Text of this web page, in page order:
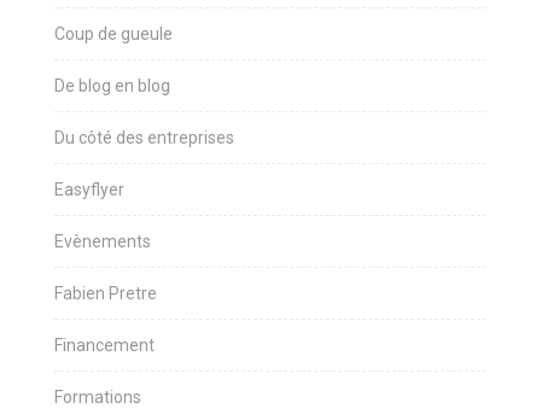
Coup de gueule
De blog en blog
Du côté des entreprises
Easyflyer
Evènements
Fabien Pretre
Financement
Formations